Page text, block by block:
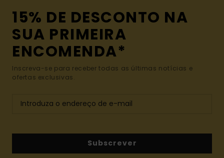
15% DE DESCONTO NA
SUA PRIMEIRA
ENCOMENDA*
Inscreva-se para receber todas as últimas notícias e
ofertas exclusivas.
Subscrever